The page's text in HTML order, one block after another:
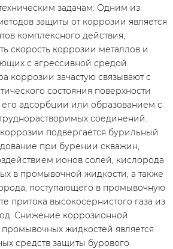
задачам. Одним из
защиты от коррозии является
комплексного действия,
скорость коррозии металлов и
с агрессивной средой.
коррозии зачастую связывают с
состояния поверхности
его адсорбции или образованием с
соединений.
подвергается бурильный
при бурении скважин,
ионов солей, кислорода
в промывочной жидкости, а также
поступающего в промывочную
притока высокосернистого газа из
Снижение коррозионной
жидкостей является
средств защиты бурового